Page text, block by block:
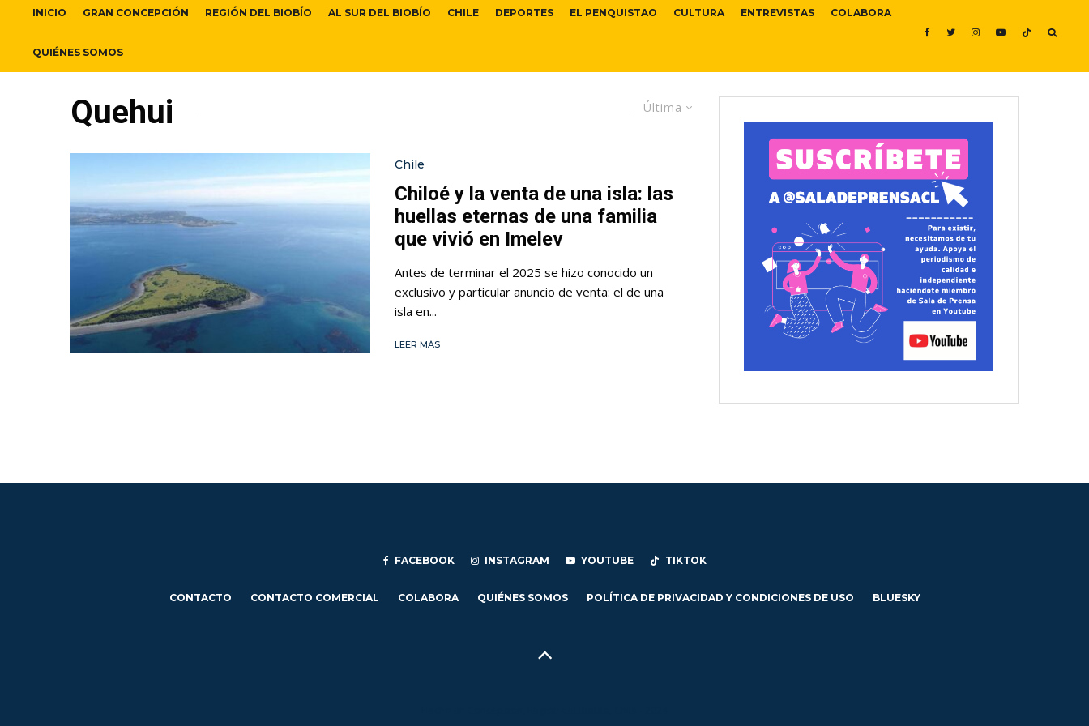
INICIO GRAN CONCEPCIÓN REGIÓN DEL BIOBÍO AL SUR DEL BIOBÍO CHILE DEPORTES EL PENQUISTAO CULTURA ENTREVISTAS COLABORA
QUIÉNES SOMOS
Última
Quehui
Chile
Chiloé y la venta de una isla: las
huellas eternas de una familia
que vivió en Imelev
Antes de terminar el 2025 se hizo conocido un
exclusivo y particular anuncio de venta: el de una
isla en...
LEER MÁS
FACEBOOK INSTAGRAM YOUTUBE TIKTOK
CONTACTO CONTACTO COMERCIAL COLABORA QUIÉNES SOMOS POLÍTICA DE PRIVACIDAD Y CONDICIONES DE USO BLUESKY